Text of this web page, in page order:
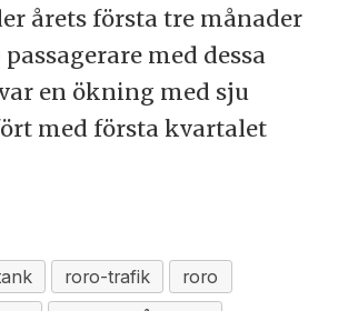
årets första tre månader
passagerare med dessa
en ökning med sju
med första kvartalet
roro-trafik
roro